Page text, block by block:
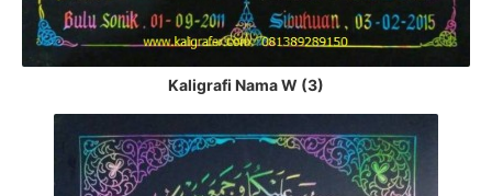
Kaligrafi Nama W (3)